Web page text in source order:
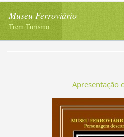
Museu Ferroviário
Trem Turismo
Apresentação